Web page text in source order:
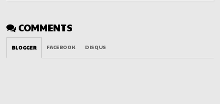
COMMENTS
BLOGGER FACEBOOK DISQUS